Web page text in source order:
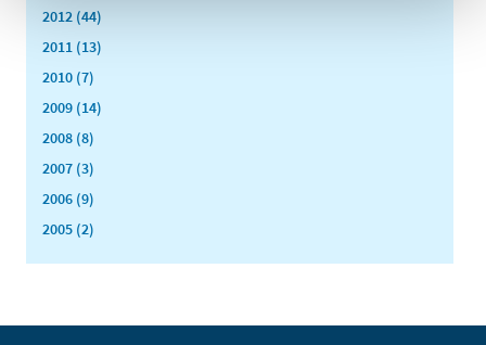
2012 (44)
2011 (13)
2010 (7)
2009 (14)
2008 (8)
2007 (3)
2006 (9)
2005 (2)